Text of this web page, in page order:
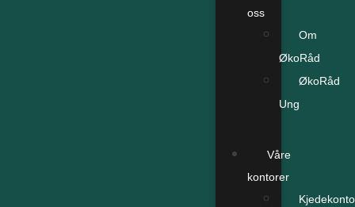
oss
Om
ØkoRåd
ØkoRåd
Ung
Våre
kontorer